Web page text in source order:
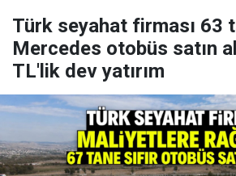
Türk seyahat firması 63
Mercedes otobüs satın
TL'lik dev yatırım